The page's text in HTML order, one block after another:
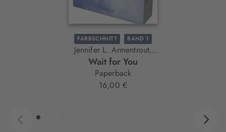
FARBSCHNITT BAND 1
Jennifer L. Armentrout,
J. Lynn
Wait for You
Paperback
16,00 €